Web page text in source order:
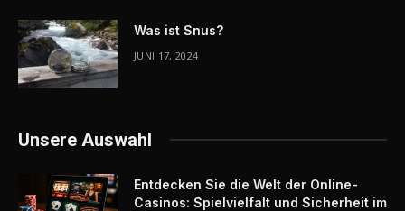
Was ist Snus?
JUNI 17, 2024
Unsere Auswahl
Entdecken Sie die Welt der Online-
Casinos: Spielvielfalt und Sicherheit im